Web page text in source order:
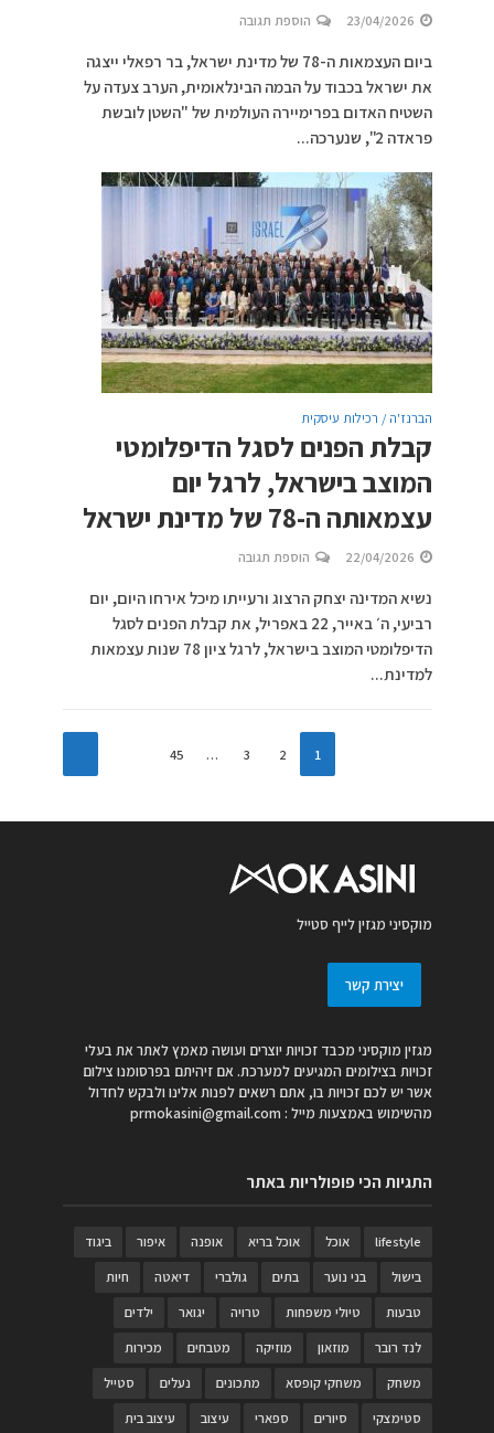
23/04/2026 הוספת תגובה
ביום העצמאות ה-78 של מדינת ישראל, בר רפאלי ייצגה
את ישראל בכבוד על הבמה הבינלאומית, הערב צעדה על
השטיח האדום בפרימיירה העולמית של "השטן לובשת
פראדה 2", שנערכה...
הברנז'ה / רכילות עיסקית
קבלת הפנים לסגל הדיפלומטי
המוצב בישראל, לרגל יום
עצמאותה ה-78 של מדינת ישראל
22/04/2026 הוספת תגובה
נשיא המדינה יצחק הרצוג ורעייתו מיכל אירחו היום, יום
רביעי, ה׳ באייר, 22 באפריל, את קבלת הפנים לסגל
הדיפלומטי המוצב בישראל, לרגל ציון 78 שנות עצמאות
למדינת...
1
2
3
…
45
מוקסיני מגזין לייף סטייל
יצירת קשר
מגזין מוקסיני מכבד זכויות יוצרים ועושה מאמץ לאתר את בעלי
זכויות בצילומים המגיעים למערכת. אם זיהיתם בפרסומנו צילום
אשר יש לכם זכויות בו, אתם רשאים לפנות אלינו ולבקש לחדול
מהשימוש באמצעות מייל : prmokasini@gmail.com
התגיות הכי פופולריות באתר
lifestyle אוכל אוכל בריא אופנה איפור
ביגוד
בישול
בני נוער בתים גולברי דיאטה
חיות
טבעות
טיולי משפחות טרויה יגואר
ילדים
לנד רובר
מוזאון מוזיקה מטבחים
מכירות
משחק
משחקי קופסא מתכונים נעלים
סטייל
סטימצקי
סיורים ספארי עיצוב עיצוב בית